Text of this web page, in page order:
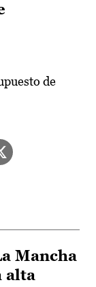
de
Mancha
alta